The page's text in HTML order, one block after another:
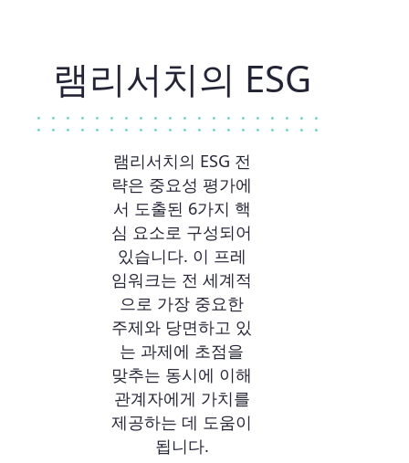
램리서치의 ESG
램리서치의 ESG 전
략은 중요성 평가에
서 도출된 6가지 핵
심 요소로 구성되어
있습니다. 이 프레
임워크는 전 세계적
으로 가장 중요한
주제와 당면하고 있
는 과제에 초점을
맞추는 동시에 이해
관계자에게 가치를
제공하는 데 도움이
됩니다.